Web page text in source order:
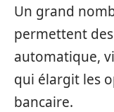
Un grand
permettent
automatique,
qui élargit les
bancaire.